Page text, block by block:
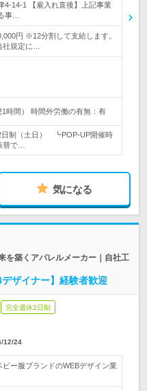
4-14-1 【雇入れ直後】上記事業
事…
円 ※12分割して支給します。
規定に…
時間） 時間外労働の有無：有
制（土日） ┗POP-UP開催時
で…
気になる
築くアパレルメーカー｜自社工
ザイナー】経験者歓迎
完全週休2日制
12/24
ー服ブランドのWEBデザイン業